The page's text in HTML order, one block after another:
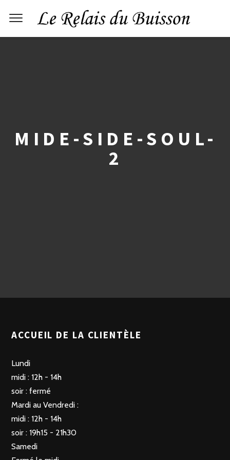
MIDE-SIDE-SOUL-
2
ACCUEIL DE LA CLIENTÈLE
Lundi
midi : 12h - 14h
soir : fermé
Mardi au Vendredi :
midi : 12h - 14h
soir : 19h15 - 21h30
Samedi